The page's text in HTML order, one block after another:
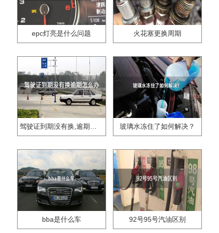
epc灯亮是什么问题 火花塞更换周期
驾驶证到期没有换,逾期怎么办?? 玻璃水冻住了如何解决？
bba是什么车 92号95号汽油区别